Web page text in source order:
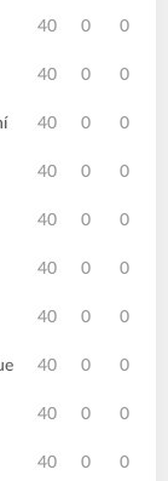
40 0 0
40 0 0
40 0 0
40 0 0
40 0 0
40 0 0
40 0 0
40 0 0
40 0 0
40 0 0